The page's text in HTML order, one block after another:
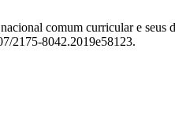
comum curricular e
2175-8042.2019e58123.